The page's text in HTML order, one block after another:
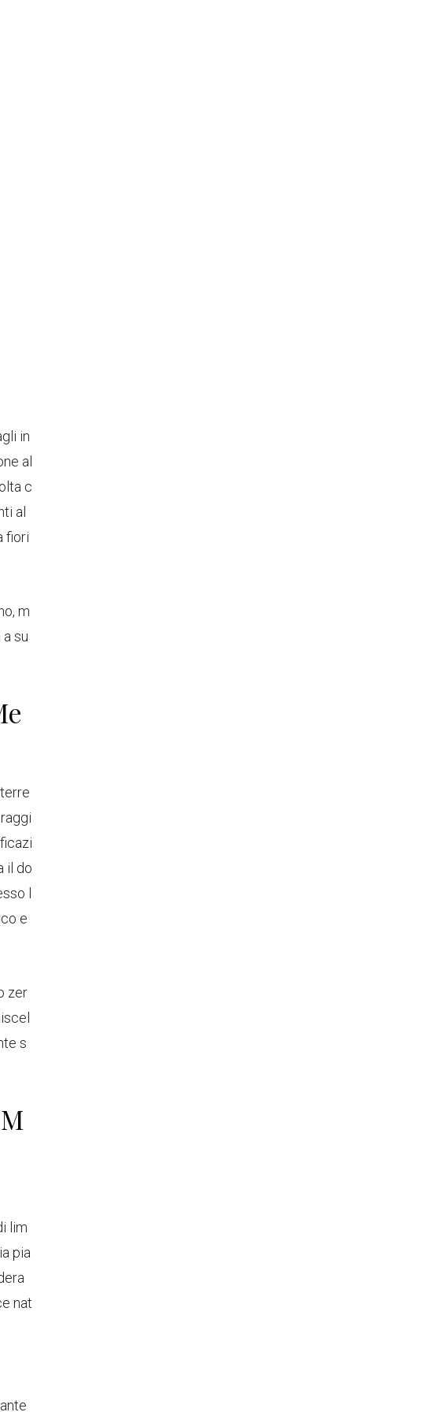
in
al
c
al
fiori
m
su
il do
l
e
zer
s
lim
pia
nat